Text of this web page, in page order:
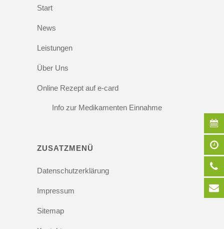
Start
News
Leistungen
Über Uns
Online Rezept auf e-card
Info zur Medikamenten Einnahme
ZUSATZMENÜ
Datenschutzerklärung
Impressum
Sitemap